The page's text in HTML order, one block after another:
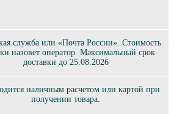
служба или «Почта России». Стоимость
назовет оператор. Максимальный срок
доставки до 25.08.2026
наличным расчетом или картой при
получении товара.